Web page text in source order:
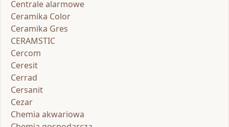
Centrale alarmowe
Ceramika Color
Ceramika Gres
CERAMSTIC
Cercom
Ceresit
Cerrad
Cersanit
Cezar
Chemia akwariowa